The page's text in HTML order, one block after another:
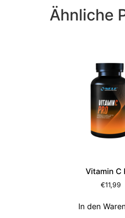
Ähnliche
Vitamin C
€11,99
In den